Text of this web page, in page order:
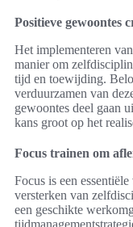
Positieve gewoontes
Het implementeren
manier om
tijd en toewijding.
verduurzamen van
gewoontes deel gaan
kans groot op het
Focus trainen om
Focus is een
versterken van
een geschikte